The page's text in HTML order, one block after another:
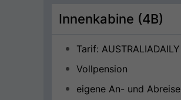
Innenkabine (4B)
Tarif: AUSTRALIADAILY
Vollpension
eigene An- und Abreise